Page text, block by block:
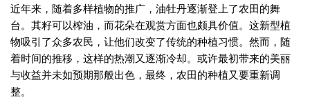
近年来，随着多样植物的推广，油牡丹逐渐登上了农田的舞
台。其籽可以榨油，而花朵在观赏方面也颇具价值。这新型植
物吸引了众多农民，让他们改变了传统的种植习惯。然而，随
着时间的推移，这样的热潮又逐渐冷却。或许最初带来的美丽
与收益并未如预期那般出色，最终，农田的种植又要重新调
整。